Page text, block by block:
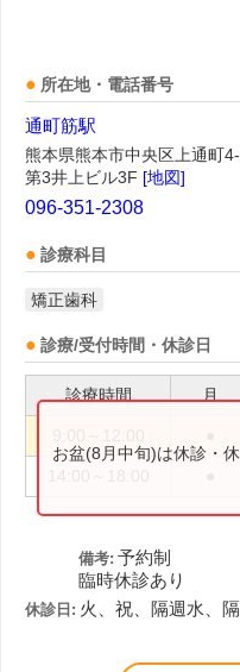
所在地・電話番号
通町筋駅
熊本県熊本市中央区上通町
第3井上ビル3F [地図]
096-351-2308
診療科目
矯正歯科
診療/受付時間・休診日
診療時間 月
お盆(8月中旬)は休診・
備考: 予約制
臨時休診あり
休診日: 火、祝、隔週水、